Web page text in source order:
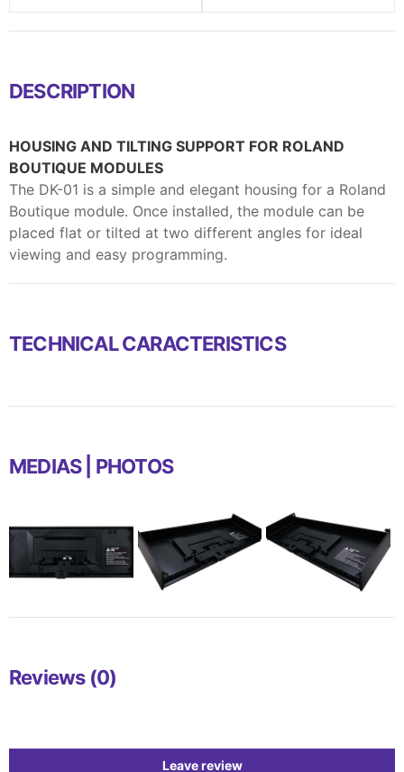
DESCRIPTION
HOUSING AND TILTING SUPPORT FOR ROLAND
BOUTIQUE MODULES
The DK-01 is a simple and elegant housing for a Roland
Boutique module. Once installed, the module can be
placed flat or tilted at two different angles for ideal
viewing and easy programming.
TECHNICAL CARACTERISTICS
MEDIAS | PHOTOS
Reviews (0)
Leave review